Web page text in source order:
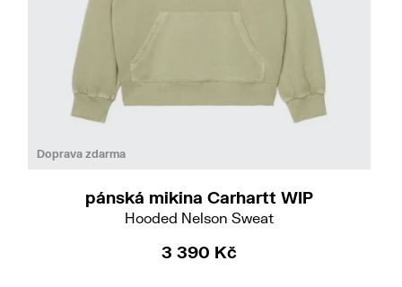
Doprava zdarma
pánská mikina Carhartt WIP
Hooded Nelson Sweat
3 390 Kč